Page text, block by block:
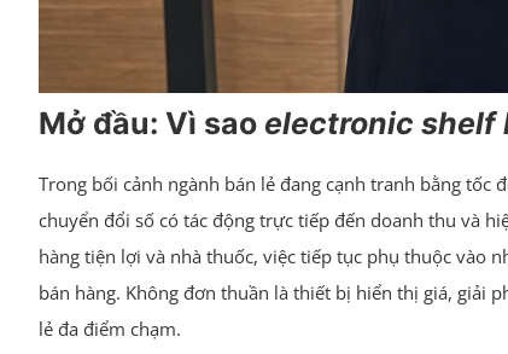
Mở đầu: Vì sao electronic shelf
Trong bối cảnh ngành bán lẻ đang cạnh tranh bằng
chuyển đổi số có tác động trực tiếp đến doanh thu và
hàng tiện lợi và nhà thuốc, việc tiếp tục phụ thuộc vào
bán hàng. Không đơn thuần là thiết bị hiển thị giá, giải
lẻ đa điểm chạm.